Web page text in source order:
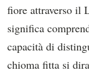
fiore attraverso il
significa
capacità di
chioma fitta si